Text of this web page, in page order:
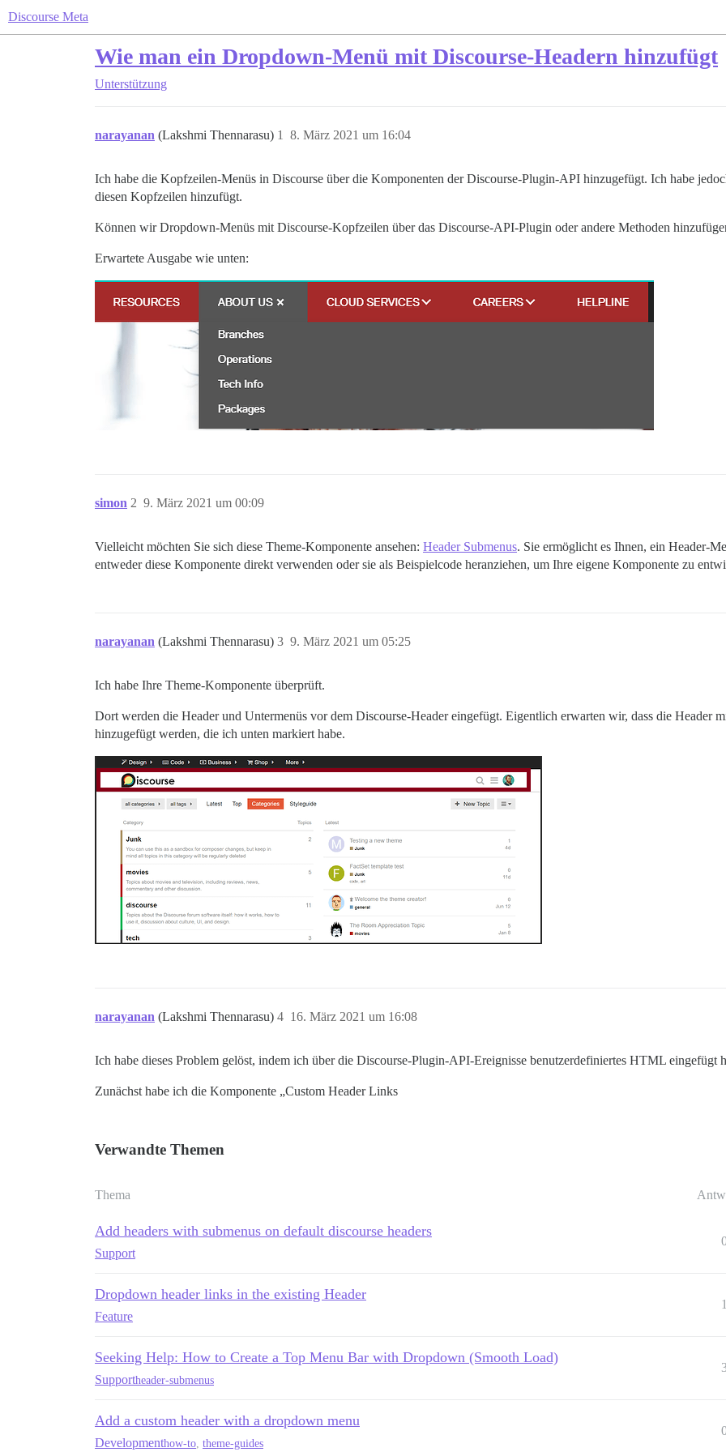
Discourse Meta
Wie man ein Dropdown-Menü mit Discourse-Headern hinzufügt
Unterstützung
narayanan (Lakshmi Thennarasu) 8. März 2021 um 16:04
1
Ich habe die Kopfzeilen-Menüs in Discourse über die Komponenten der Discourse-Plugin-API hinzugefügt. Ich habe
diesen Kopfzeilen hinzufügt.
Können wir Dropdown-Menüs mit Discourse-Kopfzeilen über das Discourse-API-Plugin oder andere Methoden
Erwartete Ausgabe wie unten:
simon 9. März 2021 um 00:09
2
Vielleicht möchten Sie sich diese Theme-Komponente ansehen: Header Submenus. Sie ermöglicht es Ihnen, ein Header-
entweder diese Komponente direkt verwenden oder sie als Beispielcode heranziehen, um Ihre eigene Komponente zu
narayanan (Lakshmi Thennarasu) 9. März 2021 um 05:25
3
Ich habe Ihre Theme-Komponente überprüft.
Dort werden die Header und Untermenüs vor dem Discourse-Header eingefügt. Eigentlich erwarten wir, dass die Header
hinzugefügt werden, die ich unten markiert habe.
narayanan (Lakshmi Thennarasu) 16. März 2021 um 16:08
4
Ich habe dieses Problem gelöst, indem ich über die Discourse-Plugin-API-Ereignisse benutzerdefiniertes HTML eingefügt
Zunächst habe ich die Komponente „Custom Header Links
Verwandte Themen
Thema
Add headers with submenus on default discourse headers
Support
Dropdown header links in the existing Header
Feature
1
Seeking Help: How to Create a Top Menu Bar with Dropdown (Smooth Load)
Supportheader-submenus
Add a custom header with a dropdown menu
Developmenthow-to theme-guides